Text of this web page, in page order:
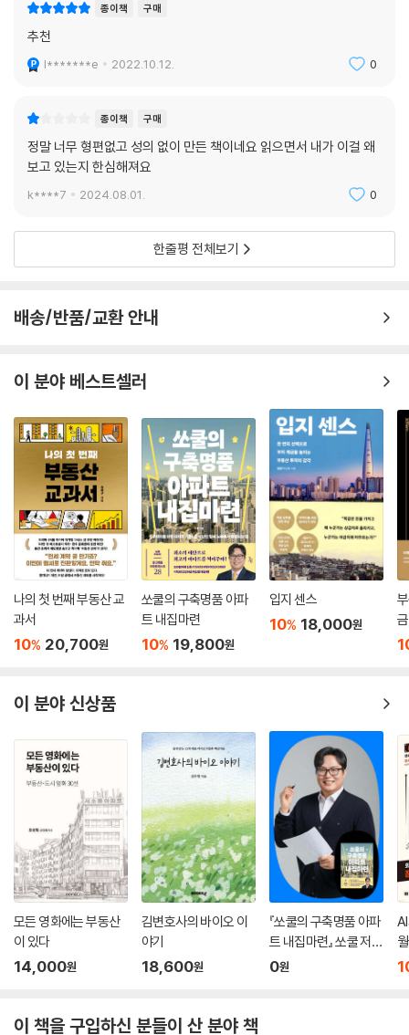
종이책 구매
추천
l*******e 2022.10.12. 0
종이책 구매
정말 너무 형편없고 성의 없이 만든 책이네요 읽으면서 내가 이걸 왜
보고 있는지 한심해져요
k****7 2024.08.01. 0
한줄평 전체보기
배송/반품/교환 안내
이 분야 베스트셀러
나의 첫 번째 부동산 교
과서
10% 20,700원
쏘쿨의 구축명품 아파
트 내집마련
10% 19,800원
입지 센스
10% 18,000원
이 분야 신상품
모든 영화에는 부동산
이 있다
14,000원
김변호사의 바이오 이
야기
18,600원
『쏘쿨의 구축명품 아파
트 내집마련』 쏘쿨 저자
온라인 북토크
0원
이 책을 구입하신 분들이 산 분야 책